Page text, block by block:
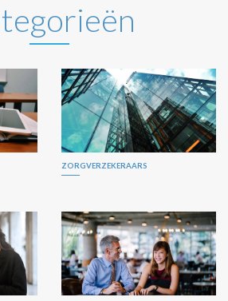
ZORGVERZEKERAARS